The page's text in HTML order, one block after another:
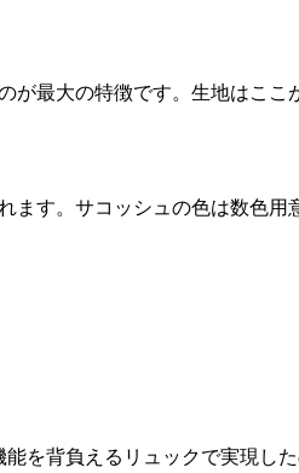
が最大の特徴です。生地はここ
す。サコッシュの色は数色用
を背負えるリュックで実現した